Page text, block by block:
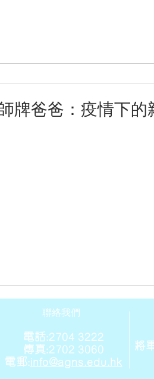
牌爸爸：疫情下的
​聯絡我們
電話:2704 3222
傳真:2702 3060
電郵:info@agns.edu.hk
將